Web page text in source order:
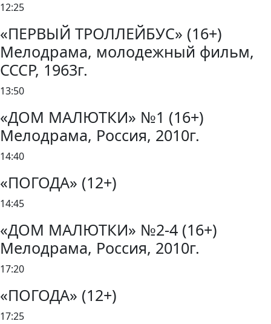
12:25
«ПЕРВЫЙ ТРОЛЛЕЙБУС» (16+)
Мелодрама, молодежный фильм,
СССР, 1963г.
13:50
«ДОМ МАЛЮТКИ» №1 (16+)
Мелодрама, Россия, 2010г.
14:40
«ПОГОДА» (12+)
14:45
«ДОМ МАЛЮТКИ» №2-4 (16+)
Мелодрама, Россия, 2010г.
17:20
«ПОГОДА» (12+)
17:25